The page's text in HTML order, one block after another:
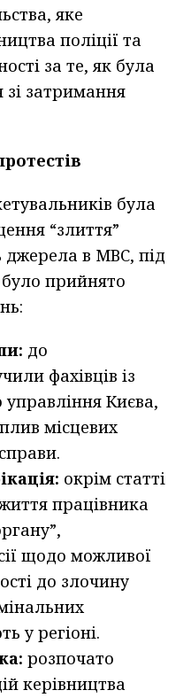
яке
поліції та
за те, як була
зі затримання
була
“злиття”
джерела в МВС, під
прийнято
до
фахівців із
управління Києва,
місцевих
окрім статті
працівника
щодо можливої
до злочину
у регіоні.
розпочато
керівництва